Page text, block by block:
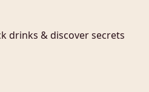
drinks & discover secrets